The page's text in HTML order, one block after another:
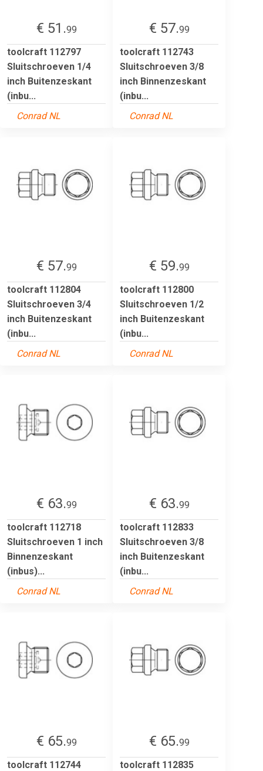
€ 51.99
toolcraft 112797
Sluitschroeven 1/4
inch Buitenzeskant
(inbu...
Conrad NL
€ 57.99
toolcraft 112743
Sluitschroeven 3/8
inch Binnenzeskant
(inbu...
Conrad NL
€ 57.99
toolcraft 112804
Sluitschroeven 3/4
inch Buitenzeskant
(inbu...
Conrad NL
€ 59.99
toolcraft 112800
Sluitschroeven 1/2
inch Buitenzeskant
(inbu...
Conrad NL
€ 63.99
toolcraft 112718
Sluitschroeven 1 inch
Binnenzeskant
(inbus)...
Conrad NL
€ 63.99
toolcraft 112833
Sluitschroeven 3/8
inch Buitenzeskant
(inbu...
Conrad NL
€ 65.99
toolcraft 112744
€ 65.99
toolcraft 112835